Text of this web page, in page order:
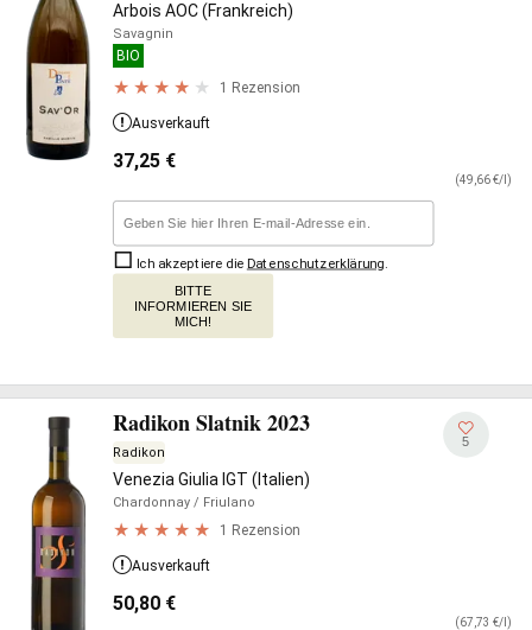
Arbois AOC (Frankreich)
Savagnin
BIO
1 Rezension
Ausverkauft
37,25 €
(49,66 €/l)
Ich akzeptiere die Datenschutzerklärung
BITTE
INFORMIEREN SIE
MICH!
Radikon Slatnik 2023
Radikon
Venezia Giulia IGT (Italien)
Chardonnay / Friulano
1 Rezension
5
Ausverkauft
50,80 €
(67,73 €/l)